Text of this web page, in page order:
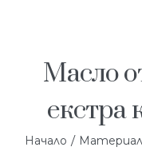
Масло
екстра
Начало /